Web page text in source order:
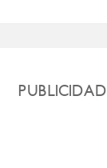
PUBLICIDAD